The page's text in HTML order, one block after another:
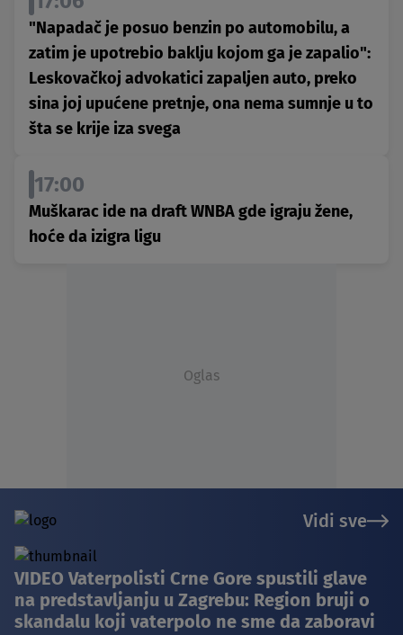
"Napadač je posuo benzin po automobilu, a
zatim je upotrebio baklju kojom ga je zapalio":
Leskovačkoj advokatici zapaljen auto, preko
sina joj upućene pretnje, ona nema sumnje u to
šta se krije iza svega
17:00
Muškarac ide na draft WNBA gde igraju žene,
hoće da izigra ligu
Oglas
Vidi sve
VIDEO Vaterpolisti Crne Gore spustili glave
na predstavljanju u Zagrebu: Region bruji o
skandalu koji vaterpolo ne sme da zaboravi